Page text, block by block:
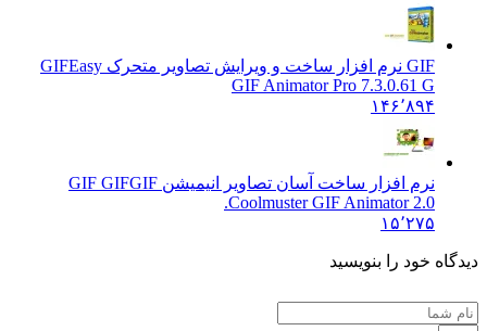
GIF نرم افزار ساخت و ویرایش تصاویر متحرک GIF
Easy
GIF Animator Pro 7.3.0.61 G
۱۴۶٬۸۹۴
نرم افزار ساخت آسان تصاویر انیمیشن GIF GIFGIF
Coolmuster GIF Animator 2.0.
۱۵٬۲۷۵
خود را بنویسید